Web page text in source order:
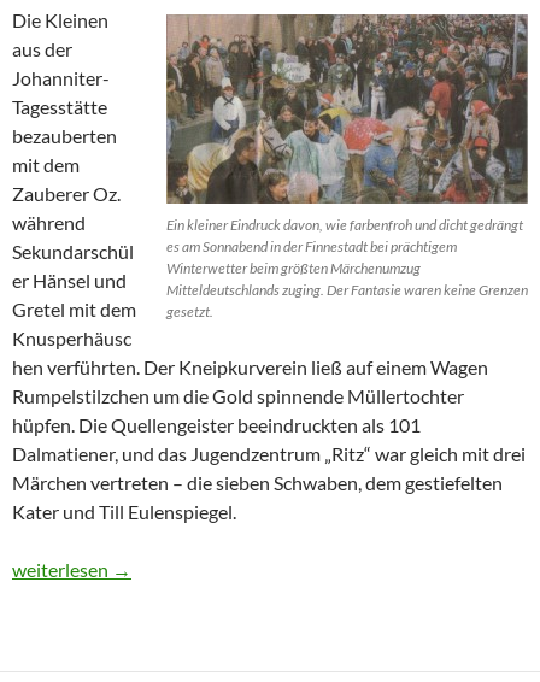
Ein kleiner Eindruck davon, wie farbenfroh und dicht gedrängt
es am Sonnabend in der Finnestadt bei prächtigem
Winterwetter beim größten Märchenumzug
Mitteldeutschlands zuging. Der Fantasie waren keine Grenzen
gesetzt.
Die Kleinen
aus der
Johanniter-
Tagesstätte
bezauberten
mit dem
Zauberer Oz.
während
Sekundarschül
er Hänsel und
Gretel mit dem
Knusperhäusc
hen verführten. Der Kneipkurverein ließ auf einem Wagen
Rumpelstilzchen um die Gold spinnende Müllertochter
hüpfen. Die Quellengeister beeindruckten als 101
Dalmatiener, und das Jugendzentrum „Ritz“ war gleich mit drei
Märchen vertreten – die sieben Schwaben, dem gestiefelten
Kater und Till Eulenspiegel.
Märchen aus aller Welt neu zu Leben erweckt
weiterlesen →